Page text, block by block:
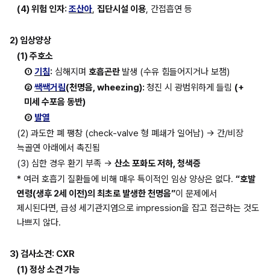
(4) 위험 인자: 조산아, 집단시설 이용, 간접흡연 등
2) 임상양상
(1) 주호소
① 기침: 심해지며 호흡곤란 발생 (수유 힘들어지거나 보챔)
② 쌕쌕거림(천명음, wheezing): 청진 시 광범위하게 들림 (+
미세 수포음 동반)
③ 발열
(2) 과도한 폐 팽창 (check-valve 형 폐쇄가 일어남) → 간/비장
늑골연 아래에서 촉진됨
(3) 심한 경우 환기 부족 → 산소 포화도 저하, 청색증
* 여러 호흡기 질환들에 비해 매우 특이적인 임상 양상은 없다. “호발
연령(생후 2세 이전)의 최초로 발생한 천명음”이 문제에서
제시된다면, 급성 세기관지염으로 impression을 잡고 접근하는 것도
나쁘지 않다.
3) 검사소견: CXR
(1) 정상 소견 가능